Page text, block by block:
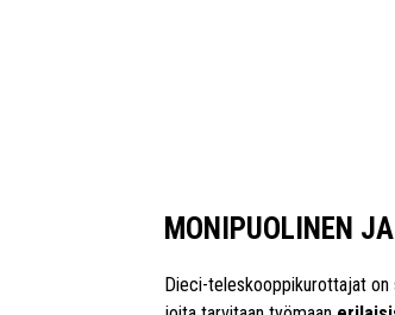
MONIPUOLINEN
Dieci-teleskooppikurottajat on